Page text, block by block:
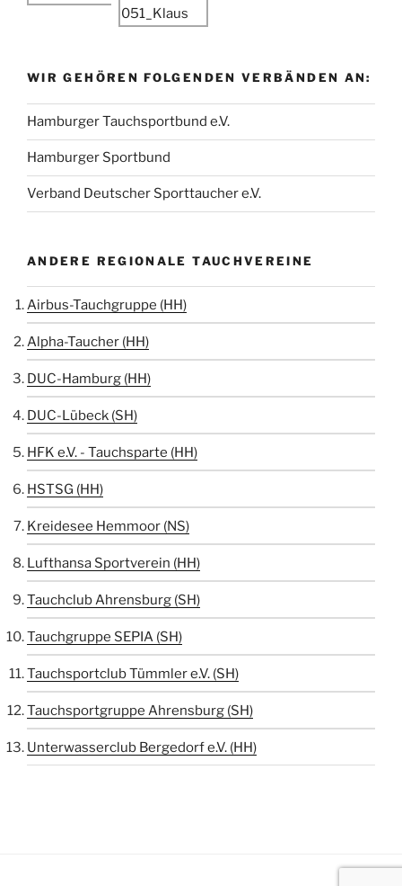
WIR GEHÖREN FOLGENDEN VERBÄNDEN AN:
Hamburger Tauchsportbund e.V.
Hamburger Sportbund
Verband Deutscher Sporttaucher e.V.
ANDERE REGIONALE TAUCHVEREINE
Airbus-Tauchgruppe (HH)
Alpha-Taucher (HH)
DUC-Hamburg (HH)
DUC-Lübeck (SH)
HFK e.V. - Tauchsparte (HH)
HSTSG (HH)
Kreidesee Hemmoor (NS)
Lufthansa Sportverein (HH)
Tauchclub Ahrensburg (SH)
Tauchgruppe SEPIA (SH)
Tauchsportclub Tümmler e.V. (SH)
Tauchsportgruppe Ahrensburg (SH)
Unterwasserclub Bergedorf e.V. (HH)